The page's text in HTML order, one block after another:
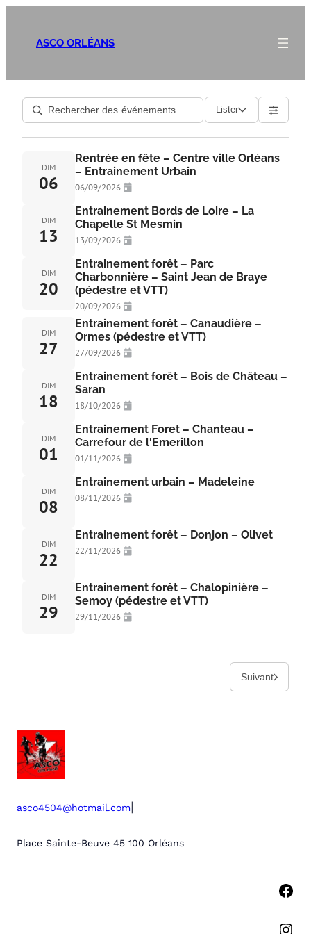
ASCO ORLÉANS
Lister
DIM
06
Rentrée en fête – Centre ville Orléans
– Entrainement Urbain
06/09/2026
DIM
13
Entrainement Bords de Loire – La
Chapelle St Mesmin
13/09/2026
DIM
20
Entrainement forêt – Parc
Charbonnière – Saint Jean de Braye
(pédestre et VTT)
20/09/2026
DIM
27
Entrainement forêt – Canaudière –
Ormes (pédestre et VTT)
27/09/2026
DIM
18
Entrainement forêt – Bois de Château –
Saran
18/10/2026
DIM
01
Entrainement Foret – Chanteau –
Carrefour de l'Emerillon
01/11/2026
DIM
08
Entrainement urbain – Madeleine
08/11/2026
DIM
22
Entrainement forêt – Donjon – Olivet
22/11/2026
DIM
29
Entrainement forêt – Chalopinière –
Semoy (pédestre et VTT)
29/11/2026
Suivant
asco4504@hotmail.com
Place Sainte-Beuve 45 100 Orléans
Facebook
Instagram